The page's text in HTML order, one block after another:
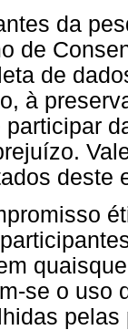
da
de
de
à
deste
se o uso